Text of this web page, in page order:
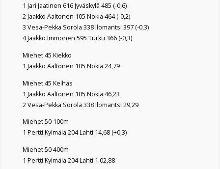
1 Jari Jaatinen 616 Jyväskylä 485 (-0,6)
2 Jaakko Aaltonen 105 Nokia 464 (-0,2)
3 Vesa-Pekka Sorola 338 Ilomantsi 397 (-0,3)
4 Jaakko Immonen 595 Turku 366 (-0,3)
Miehet 45 Kiekko
1 Jaakko Aaltonen 105 Nokia 24,79
Miehet 45 Keihäs
1 Jaakko Aaltonen 105 Nokia 46,23
2 Vesa-Pekka Sorola 338 Ilomantsi 29,29
Miehet 50 100m
1 Pertti Kylmälä 204 Lahti 14,68 (+0,3)
Miehet 50 400m
1 Pertti Kylmälä 204 Lahti 1.02,88